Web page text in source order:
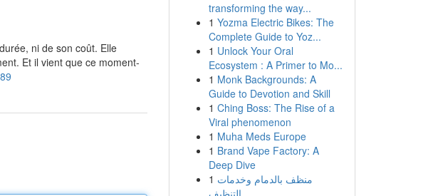
ni de son coût. Elle
Et il vient que ce moment-
transforming the way...
1 Yozma Electric Bikes: The
Complete Guide to Yoz...
1 Unlock Your Oral
Ecosystem : A Primer to Mo...
1 Monk Backgrounds: A
Guide to Devotion and Skill
1 Ching Boss: The Rise of a
Viral phenomenon
1 Muha Meds Europe
1 Brand Vape Factory: A
Deep Dive
1 منظف بالدمام وخدمات
التنظيف